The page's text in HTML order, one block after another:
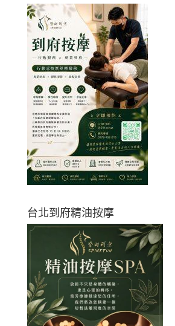
台北到府精油按摩